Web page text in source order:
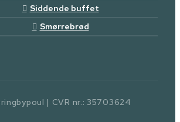
Siddende buffet
Smørrebrød
| CVR nr.: 35703624